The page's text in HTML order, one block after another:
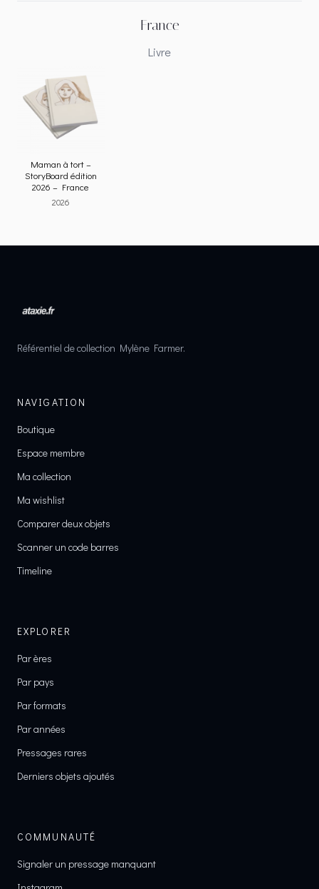
France
Livre
Maman à tort –
StoryBoard édition
2026 – France
2026
Référentiel de collection Mylène Farmer.
NAVIGATION
Boutique
Espace membre
Ma collection
Ma wishlist
Comparer deux objets
Scanner un code barres
Timeline
EXPLORER
Par ères
Par pays
Par formats
Par années
Pressages rares
Derniers objets ajoutés
COMMUNAUTÉ
Signaler un pressage manquant